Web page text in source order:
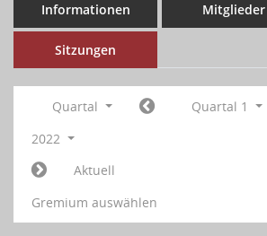
Informationen Mitglieder
Sitzungen
Quartal
Quartal 1
2022
Aktuell
Gremium auswählen